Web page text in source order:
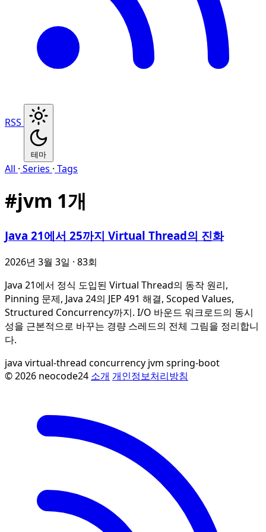
RSS
테마
All · Series · Tags
#jvm 1개
Java 21에서 25까지 Virtual Thread의 진화
2026년 3월 3일 · 83회
Java 21에서 정식 도입된 Virtual Thread의 동작 원리,
Pinning 문제, Java 24의 JEP 491 해결, Scoped Values,
Structured Concurrency까지. I/O 바운드 워크로드의 동시
성을 근본적으로 바꾸는 경량 스레드의 전체 그림을 정리합니
다.
java virtual-thread concurrency jvm spring-boot
© 2026 neocode24 소개 개인정보처리방침